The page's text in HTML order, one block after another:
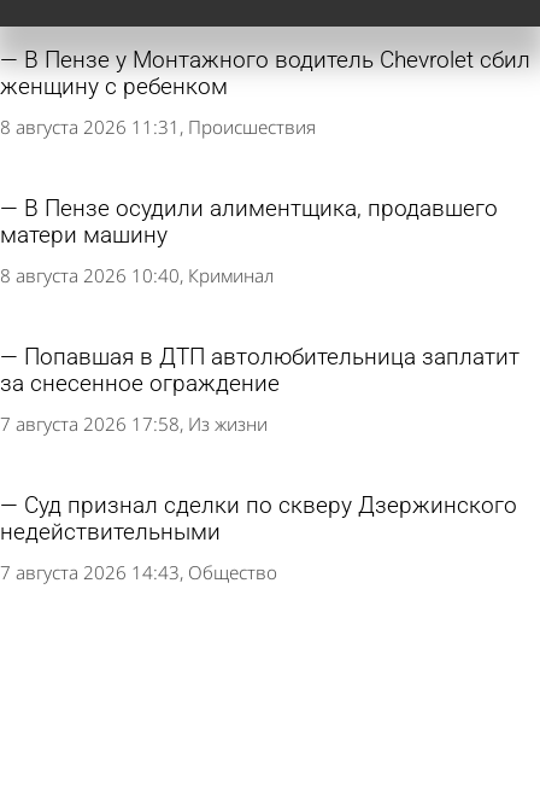
В Пензе у Монтажного водитель Chevrolet сбил
женщину с ребенком
8 августа 2026 11:31 Происшествия
В Пензе осудили алиментщика, продавшего
матери машину
8 августа 2026 10:40 Криминал
Попавшая в ДТП автолюбительница заплатит
за снесенное ограждение
7 августа 2026 17:58 Из жизни
Суд признал сделки по скверу Дзержинского
недействительными
7 августа 2026 14:43 Общество